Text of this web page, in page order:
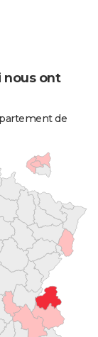
nous ont
de